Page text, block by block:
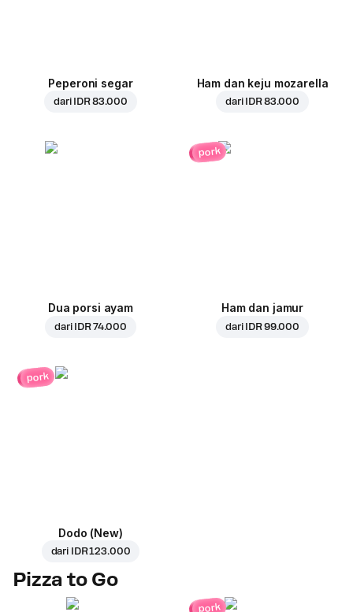
Peperoni segar
dari IDR 83.000
Ham dan keju mozarella
dari IDR 83.000
Dua porsi ayam
dari IDR 74.000
pork
Ham dan jamur
dari IDR 99.000
pork
Dodo (New)
dari IDR 123.000
Pizza to Go
pork